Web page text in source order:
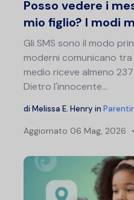
Posso vedere i
mio figlio? I modi
Gli SMS sono il modo
moderni comunicano
medio riceve almeno
Dietro l'innocente...
di Melissa E. Henry in
Aggiornato 06 Mag, 2026